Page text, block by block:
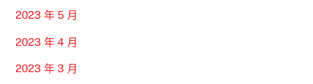
2023 年 5 月
2023 年 4 月
2023 年 3 月